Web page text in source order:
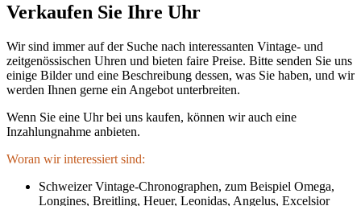
Verkaufen Sie Ihre Uhr
Wir sind immer auf der Suche nach interessanten Vintage- und
zeitgenössischen Uhren und bieten faire Preise. Bitte senden Sie uns
einige Bilder und eine Beschreibung dessen, was Sie haben, und wir
werden Ihnen gerne ein Angebot unterbreiten.
Wenn Sie eine Uhr bei uns kaufen, können wir auch eine
Inzahlungnahme anbieten.
Woran wir interessiert sind:
Schweizer Vintage-Chronographen, zum Beispiel Omega,
Longines, Breitling, Heuer, Leonidas, Angelus, Excelsior